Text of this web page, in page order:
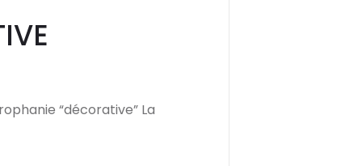
“décorative” La